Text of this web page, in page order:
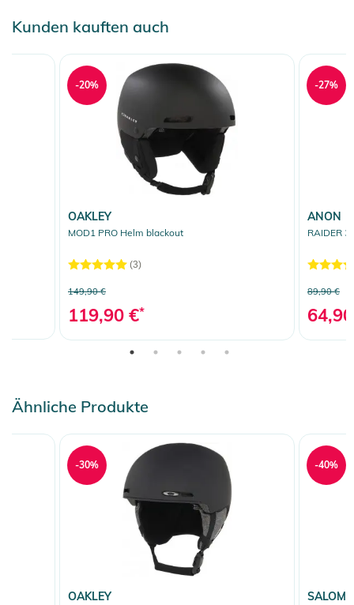
Kunden kauften auch
OAKLEY
MOD1 PRO Helm blackout
(3)
149,90 €
119,90 €*
-20%
ANON
RAIDER
89,90 €
-27%
Ähnliche Produkte
OAKLEY
-30% -40%